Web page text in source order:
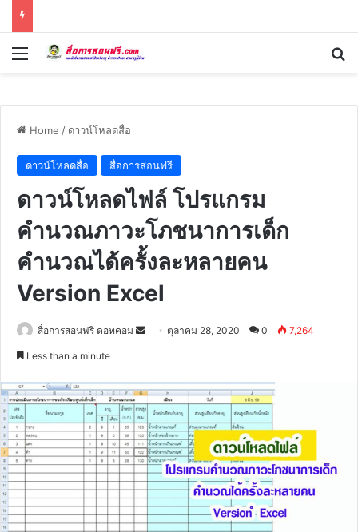
Menu
Home / ดาวน์โหลดสื่อ
ดาวน์โหลดสื่อ สื่อการสอนฟรี
ดาวน์โหลดไฟล์ โปรแกรม
คำนวณภาวะโภชนาการเด็ก
คำนวณได้ครั้งละหลายคน
Version Excel
สื่อการสอนฟรี ดอทคอม
Send ตุลาคม 28, 2020 0 7,264
Less than a minute